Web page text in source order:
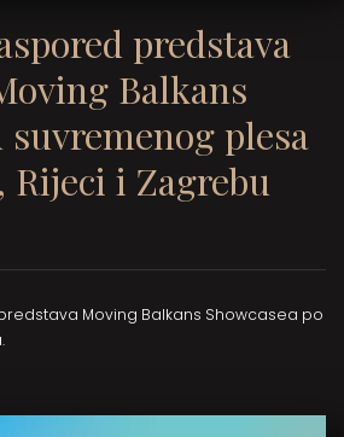
predstava
Balkans
suvremenog plesa
i Zagrebu
Moving Balkans Showcasea po